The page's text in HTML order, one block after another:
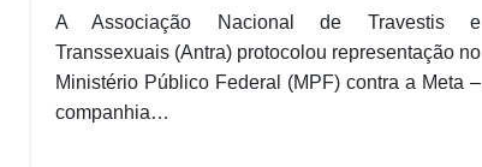
A Associação Nacional de Travestis e
Transsexuais (Antra) protocolou representação no
Ministério Público Federal (MPF) contra a Meta –
companhia…